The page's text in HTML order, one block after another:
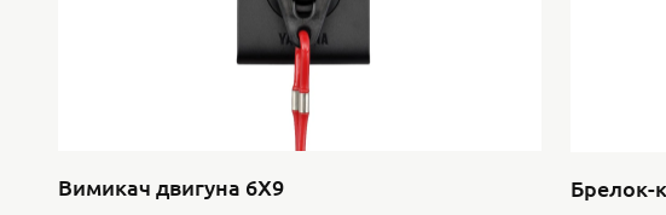
Вимикач двигуна 6X9 Брелок-